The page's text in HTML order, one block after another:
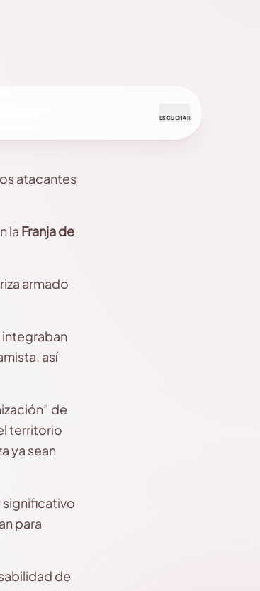
ESCUCHAR
atacantes
la Franja de
armado
integraban
así
de
territorio
ya sean
significativo
para
de